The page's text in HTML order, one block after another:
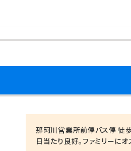
那珂川営業所前停バス停 徒歩
日当たり良好。ファミリーにオ